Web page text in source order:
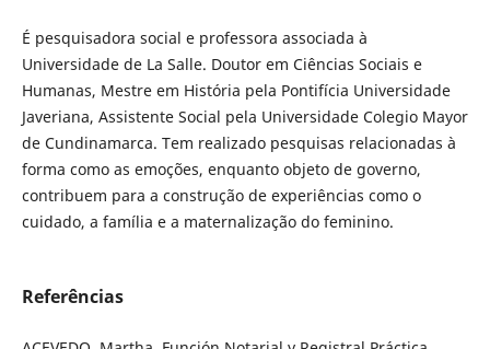
É pesquisadora social e professora associada à
Universidade de La Salle. Doutor em Ciências Sociais e
Humanas, Mestre em História pela Pontifícia Universidade
Javeriana, Assistente Social pela Universidade Colegio Mayor
de Cundinamarca. Tem realizado pesquisas relacionadas à
forma como as emoções, enquanto objeto de governo,
contribuem para a construção de experiências como o
cuidado, a família e a maternalização do feminino.
Referências